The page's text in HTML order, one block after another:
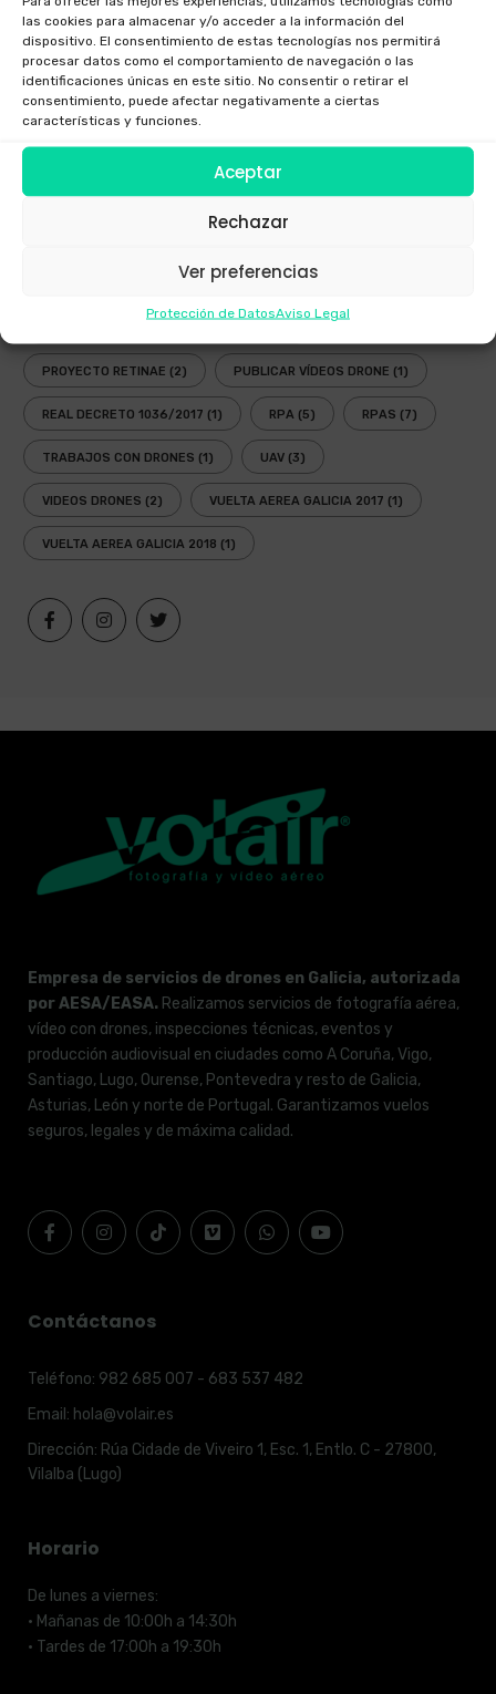
las cookies para almacenar y/o acceder a la información del
dispositivo. El consentimiento de estas tecnologías nos permitirá
procesar datos como el comportamiento de navegación o las
identificaciones únicas en este sitio. No consentir o retirar el
consentimiento, puede afectar negativamente a ciertas
características y funciones.
Aceptar
Rechazar
Ver preferencias
Protección de DatosAviso Legal
GAFAS INMERSIVAS(1) GALICIA (3) GOGGLES(1)
LEY(2) LEY DRONES(3) LEY DRONES 2018 (1)
(3)
OPERADOR DRONES(3) PLANIFICADOR ENAIRE DRONES(2)
PLANIFICADOR VUELOS DRONES
PROYECTO RETINAE (2) PUBLICAR VÍDEOS DRONE (1)
REAL DECRETO 1036/2017 (1) RPA (5) RPAS (7)
TRABAJOS CON DRONES (1) UAV (3)
VIDEOS DRONES (2) VUELTA AEREA GALICIA 2017 (1)
VUELTA AEREA GALICIA 2018 (1)
Empresa de servicios de drones en Galicia, autorizada
por AESA/EASA. Realizamos servicios de fotografía aérea,
vídeo con drones, inspecciones técnicas, eventos y
producción audiovisual en ciudades como A Coruña, Vigo,
Santiago, Lugo, Ourense, Pontevedra y resto de Galicia,
Asturias, León y norte de Portugal. Garantizamos vuelos
seguros, legales y de máxima calidad.
Contáctanos
Teléfono: 982 685 007 - 683 537 482
Email: hola@volair.es
Dirección: Rúa Cidade de Viveiro 1, Esc. 1, Entlo. C - 27800,
Vilalba (Lugo)
Horario
De lunes a viernes:
· Mañanas de 10:00h a 14:30h
· Tardes de 17:00h a 19:30h